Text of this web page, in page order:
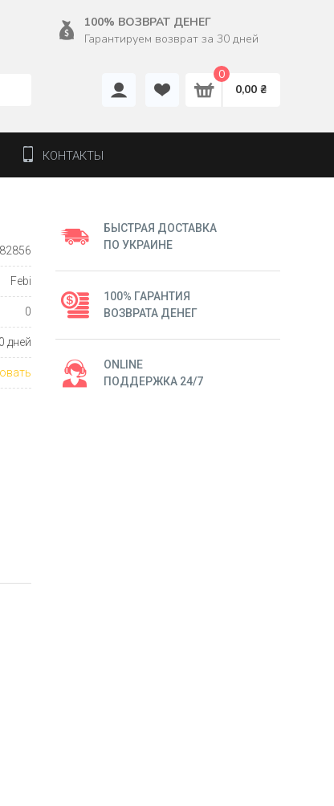
100% ВОЗВРАТ ДЕНЕГ
Гарантируем возврат за 30 дней
0,00 ₴
0
КОНТАКТЫ
Febi
0
0 дней
БЫСТРАЯ ДОСТАВКА
ПО УКРАИНЕ
100% ГАРАНТИЯ
ВОЗВРАТА ДЕНЕГ
ONLINE
ПОДДЕРЖКА 24/7